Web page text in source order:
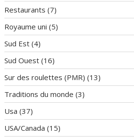
Restaurants (7)
Royaume uni (5)
Sud Est (4)
Sud Ouest (16)
Sur des roulettes (PMR) (13)
Traditions du monde (3)
Usa (37)
USA/Canada (15)